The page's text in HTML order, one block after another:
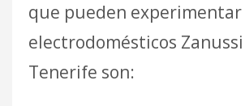
que pueden experimentar
electrodomésticos
Tenerife son: